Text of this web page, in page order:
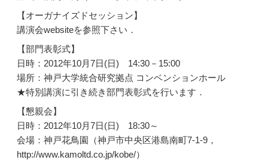
【オーガナイズドセッション】
講演会websiteを参照下さい．
【部門表彰式】
日時：2012年10月7日(日) 14:30－15:00
場所：神戸大学統合研究拠点 コンベンションホール
★特別講演に引き続き部門表彰式を行います．
【懇親会】
日時：2012年10月7日(日) 18:30～
会場：神戸花鳥園（神戸市中央区港島南町7-1-9，
http://www.kamoltd.co.jp/kobe/）